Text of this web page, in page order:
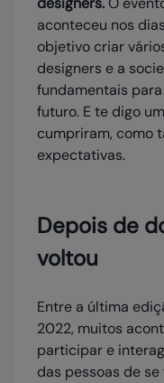
aconteceu nos
objetivo criar
designers e a
fundamentais
futuro. E te digo
cumpriram, como
expectativas.
Depois de
voltou
Entre a última
2022, muitos
participar e
das pessoas de